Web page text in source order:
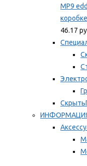
MP9
коробке
46.17
Скрыть